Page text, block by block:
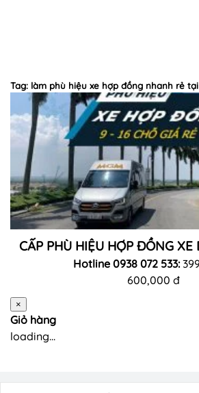
Tag: làm phù hiệu xe hợp đồng nhanh rẻ
CẤP PHÙ HIỆU HỢP ĐỒNG XE
Hotline 0938 072 533:
600,000 đ
×
Giỏ hàng
loading...